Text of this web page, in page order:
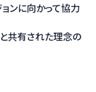
ンに向かって協力
共有された理念の